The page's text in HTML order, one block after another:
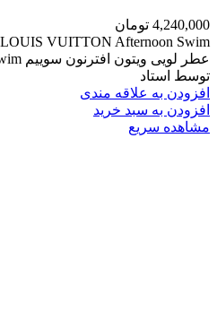
4,240,000 تومان
توسط استاد
افزودن به علاقه مندی
افزودن به سبد خرید
مشاهده سریع